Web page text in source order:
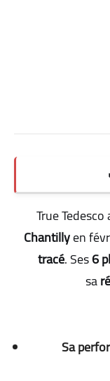
True Tedesco
Chantillyen
tracé. Ses6
sa
Sa